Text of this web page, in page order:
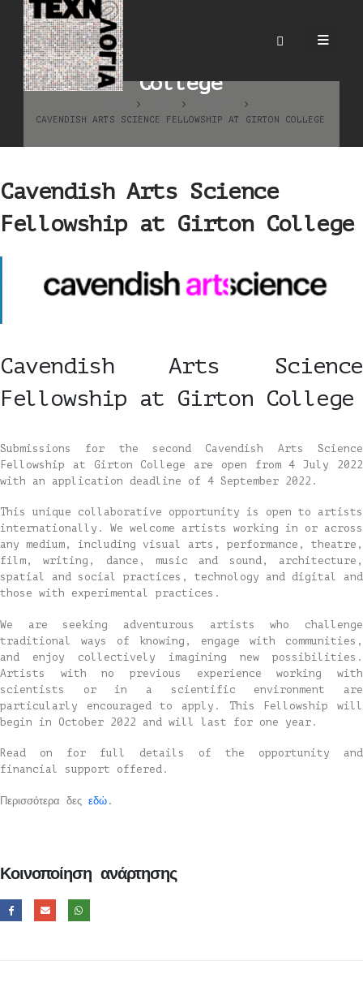
Cavendish Arts Science
Fellowship at Girton
College
CAVENDISH ARTS SCIENCE FELLOWSHIP AT GIRTON COLLEGE
Cavendish Arts Science
Fellowship at Girton College
Cavendish Arts Science
Fellowship at Girton College
Submissions for the second Cavendish Arts Science
Fellowship at Girton College are open from 4 July 2022
with an application deadline of 4 September 2022.
This unique collaborative opportunity is open to artists
internationally. We welcome artists working in or across
any medium, including visual arts, performance, theatre,
film, writing, dance, music and sound, architecture,
spatial and social practices, technology and digital and
those with experimental practices.
We are seeking adventurous artists who challenge
traditional ways of knowing, engage with communities,
and enjoy collectively imagining new possibilities.
Artists with no previous experience working with
scientists or in a scientific environment are
particularly encouraged to apply. This Fellowship will
begin in October 2022 and will last for one year.
Read on for full details of the opportunity and
financial support offered.
Περισσότερα δες εδώ .
Κοινοποίηση ανάρτησης